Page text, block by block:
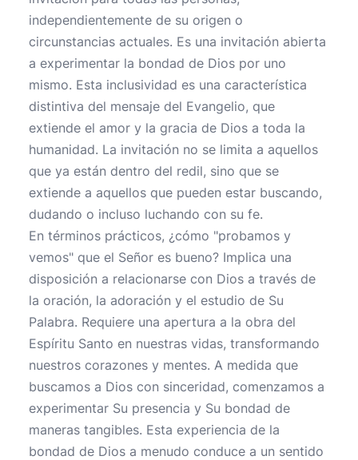
independientemente de su origen o
circunstancias actuales. Es una invitación abierta
a experimentar la bondad de Dios por uno
mismo. Esta inclusividad es una característica
distintiva del mensaje del Evangelio, que
extiende el amor y la gracia de Dios a toda la
humanidad. La invitación no se limita a aquellos
que ya están dentro del redil, sino que se
extiende a aquellos que pueden estar buscando,
dudando o incluso luchando con su fe.
En términos prácticos, ¿cómo "probamos y
vemos" que el Señor es bueno? Implica una
disposición a relacionarse con Dios a través de
la oración, la adoración y el estudio de Su
Palabra. Requiere una apertura a la obra del
Espíritu Santo en nuestras vidas, transformando
nuestros corazones y mentes. A medida que
buscamos a Dios con sinceridad, comenzamos a
experimentar Su presencia y Su bondad de
maneras tangibles. Esta experiencia de la
bondad de Dios a menudo conduce a un sentido